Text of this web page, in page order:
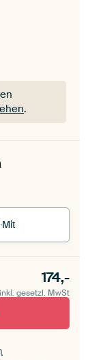
.
Mit
174,-
gesetzl. MwSt